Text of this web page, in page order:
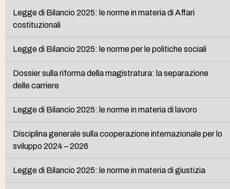
Legge di Bilancio 2025: le norme in materia di Affari
costituzionali
Legge di Bilancio 2025: le norme per le politiche sociali
Dossier sulla riforma della magistratura: la separazione
delle carriere
Legge di Bilancio 2025: le norme in materia di lavoro
Disciplina generale sulla cooperazione internazionale per lo
sviluppo 2024 – 2026
Legge di Bilancio 2025: le norme in materia di giustizia